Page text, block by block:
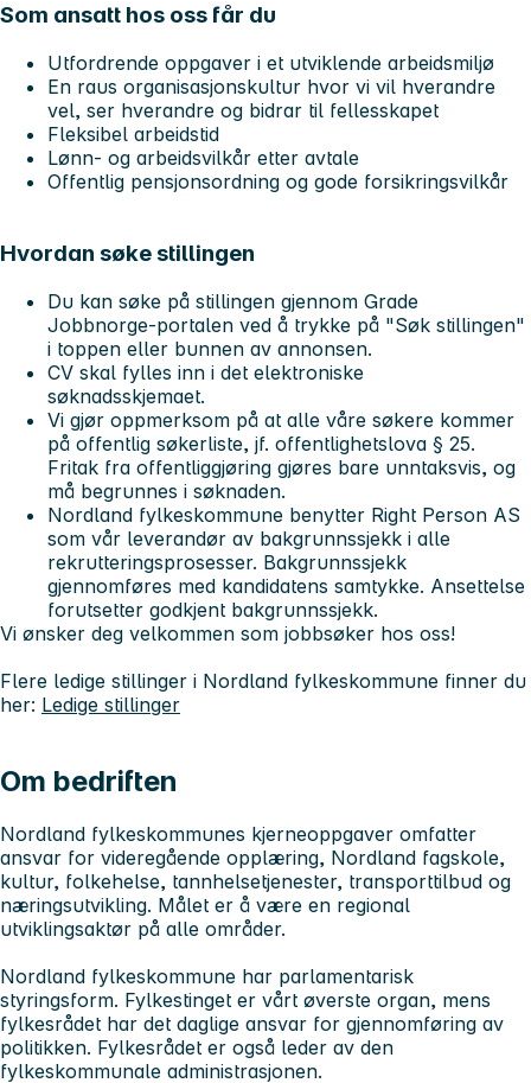
Som ansatt hos oss får du
Utfordrende oppgaver i et utviklende arbeidsmiljø
En raus organisasjonskultur hvor vi vil hverandre
vel, ser hverandre og bidrar til fellesskapet
Fleksibel arbeidstid
Lønn- og arbeidsvilkår etter avtale
Offentlig pensjonsordning og gode forsikringsvilkår
Hvordan søke stillingen
Du kan søke på stillingen gjennom Grade
Jobbnorge-portalen ved å trykke på "Søk stillingen"
i toppen eller bunnen av annonsen.
CV skal fylles inn i det elektroniske
søknadsskjemaet.
Vi gjør oppmerksom på at alle våre søkere kommer
på offentlig søkerliste, jf. offentlighetslova § 25.
Fritak fra offentliggjøring gjøres bare unntaksvis, og
må begrunnes i søknaden.
Nordland fylkeskommune benytter Right Person AS
som vår leverandør av bakgrunnssjekk i alle
rekrutteringsprosesser. Bakgrunnssjekk
gjennomføres med kandidatens samtykke. Ansettelse
forutsetter godkjent bakgrunnssjekk.
Vi ønsker deg velkommen som jobbsøker hos oss!
Flere ledige stillinger i Nordland fylkeskommune finner du
her: Ledige stillinger
Om bedriften
Nordland fylkeskommunes kjerneoppgaver omfatter
ansvar for videregående opplæring, Nordland fagskole,
kultur, folkehelse, tannhelsetjenester, transporttilbud og
næringsutvikling. Målet er å være en regional
utviklingsaktør på alle områder.
Nordland fylkeskommune har parlamentarisk
styringsform. Fylkestinget er vårt øverste organ, mens
fylkesrådet har det daglige ansvar for gjennomføring av
politikken. Fylkesrådet er også leder av den
fylkeskommunale administrasjonen.